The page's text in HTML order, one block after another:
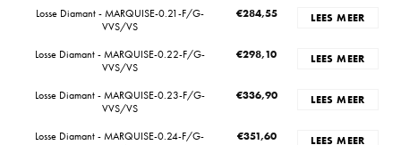
Losse Diamant - MARQUISE-0.21-F/G-
VVS/VS
€284,55 LEES MEER
Losse Diamant - MARQUISE-0.22-F/G-
VVS/VS
€298,10 LEES MEER
Losse Diamant - MARQUISE-0.23-F/G-
VVS/VS
€336,90 LEES MEER
Losse Diamant - MARQUISE-0.24-F/G-
€351,60 LEES MEER